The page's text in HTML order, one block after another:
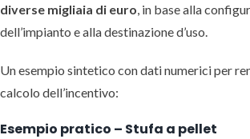
diverse migliaia di euro , in base alla
dell’impianto e alla destinazione d’uso.
Un esempio sintetico con dati numerici per
calcolo dell’incentivo:
Esempio pratico – Stufa a pellet